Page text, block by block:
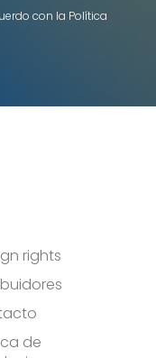
con la Política
rights
de